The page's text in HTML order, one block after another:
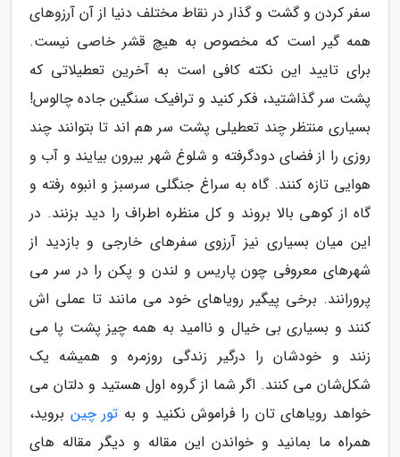
سفر کردن و گشت و گذار در نقاط مختلف دنیا از آن آرزوهای
همه گیر است که مخصوص به هیچ قشر خاصی نیست.
برای تایید این نکته کافی است به آخرین تعطیلاتی که
پشت سر گذاشتید، فکر کنید و ترافیک سنگین جاده چالوس!
بسیاری منتظر چند تعطیلی پشت سر هم اند تا بتوانند چند
روزی را از فضای دودگرفته و شلوغ شهر بیرون بیایند و آب و
هوایی تازه کنند. گاه به سراغ جنگلی سرسبز و انبوه رفته و
گاه از کوهی بالا بروند و کل منظره اطراف را دید بزنند. در
این میان بسیاری نیز آرزوی سفرهای خارجی و بازدید از
شهرهای معروفی چون پاریس و لندن و پکن را در سر می
پرورانند. برخی پیگیر رویاهای خود می مانند تا عملی اش
کنند و بسیاری بی خیال و ناامید به همه چیز پشت پا می
زنند و خودشان را درگیر زندگی روزمره و همیشه یک
شکل‌شان می کنند. اگر شما از گروه اول هستید و دلتان می
خواهد رویاهای تان را فراموش نکنید و به تور چین بروید،
همراه ما بمانید و خواندن این مقاله و دیگر مقاله های